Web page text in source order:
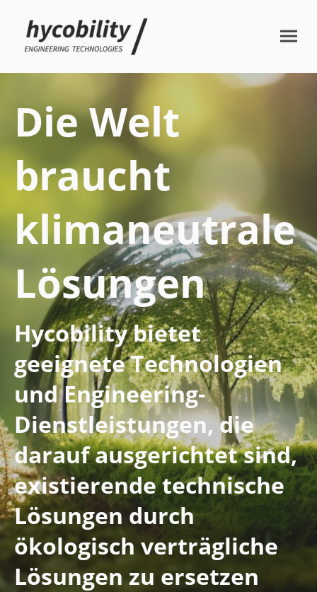
Die Welt
braucht
klimaneutrale
Lösungen
Hycobility bietet
geeignete Technologien
und Engineering-
Dienstleistungen, die
darauf ausgerichtet sind,
existierende technische
Lösungen durch
ökologisch verträgliche
Lösungen zu ersetzen